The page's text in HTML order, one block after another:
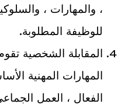
، والمهارات ،
للوظيفة المطلوبة.
المقابلة الشخصية
المهارات المهنية
الفعال ، العمل